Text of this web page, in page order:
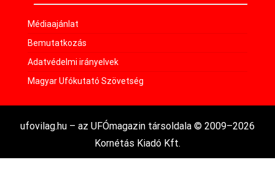
Médiaajánlat
Bemutatkozás
Adatvédelmi irányelvek
Magyar Ufókutató Szövetség
ufovilag.hu – az UFÓmagazin társoldala © 2009–2026
Kornétás Kiadó Kft.